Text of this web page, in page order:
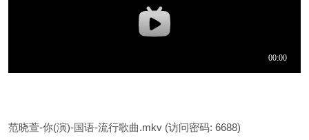
范晓萱-你(演)-国语-流行歌曲.mkv (访问密码: 6688)